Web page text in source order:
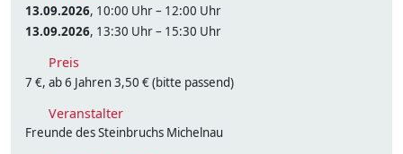
13.09.2026, 10:00 Uhr – 12:00 Uhr
13.09.2026, 13:30 Uhr – 15:30 Uhr
Preis
7 €, ab 6 Jahren 3,50 € (bitte passend)
Veranstalter
Freunde des Steinbruchs Michelnau